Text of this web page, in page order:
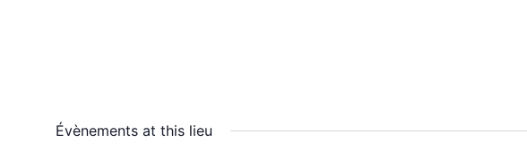
Évènements at this lieu